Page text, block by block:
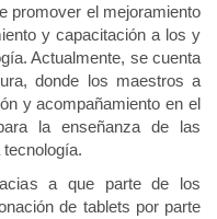
promover el mejoramiento
y capacitación a los y
Actualmente, se cuenta
donde los maestros a
y acompañamiento en el
la enseñanza de las
a que parte de los
de tablets por parte